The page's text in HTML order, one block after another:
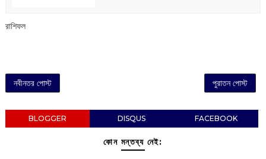
রাশিফল
নবীনতর পোস্ট পুরাতন পোস্ট
BLOGGER DISQUS FACEBOOK
কোন মন্তব্য নেই: